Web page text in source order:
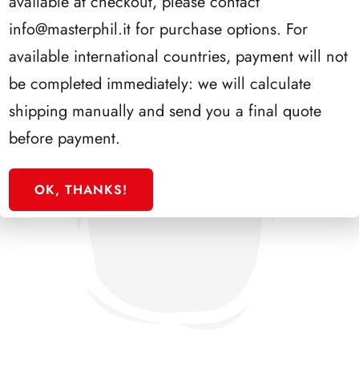
info@masterphil.it for purchase options. For
available international countries, payment will not
be completed immediately: we will calculate
shipping manually and send you a final quote
before payment.
OK, THANKS!